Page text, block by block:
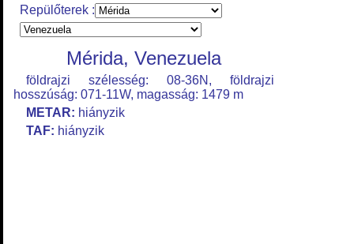
Repülőterek :
Mérida, Venezuela
földrajzi szélesség: 08-36N, földrajzi
hosszúság: 071-11W, magasság: 1479 m
METAR: hiányzik
TAF: hiányzik